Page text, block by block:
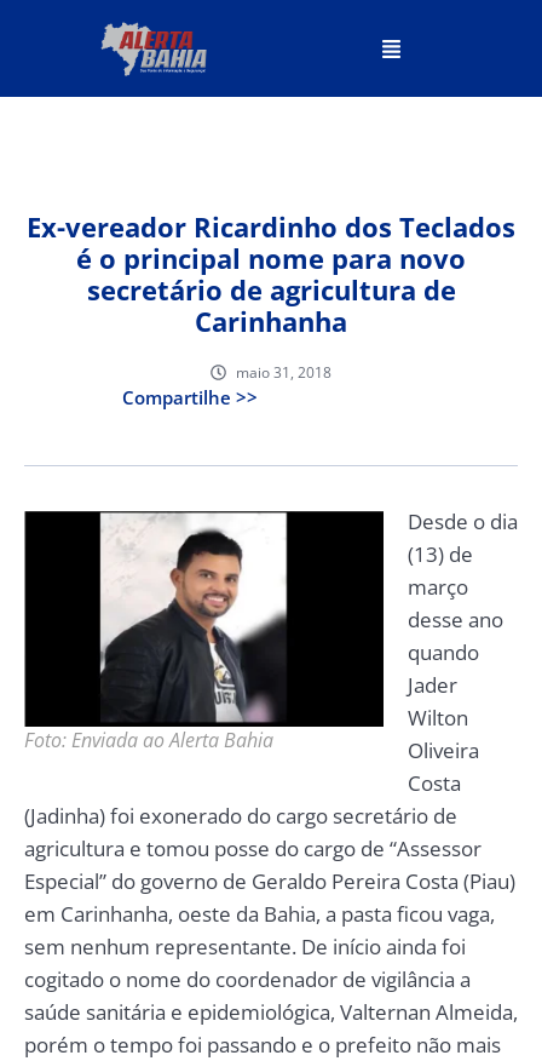
Ex-vereador Ricardinho dos Teclados
é o principal nome para novo
secretário de agricultura de
Carinhanha
maio 31, 2018
Compartilhe >>
Foto: Enviada ao Alerta Bahia
Desde o dia
(13) de
março
desse ano
quando
Jader
Wilton
Oliveira
Costa
(Jadinha) foi exonerado do cargo secretário de
agricultura e tomou posse do cargo de “Assessor
Especial” do governo de Geraldo Pereira Costa (Piau)
em Carinhanha, oeste da Bahia, a pasta ficou vaga,
sem nenhum representante. De início ainda foi
cogitado o nome do coordenador de vigilância a
saúde sanitária e epidemiológica, Valternan Almeida,
porém o tempo foi passando e o prefeito não mais